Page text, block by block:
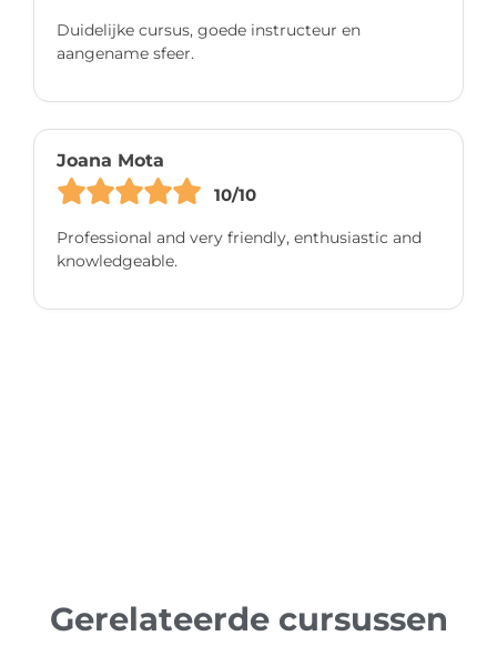
Duidelijke cursus, goede instructeur en
aangename sfeer.
Joana Mota
10/10
Professional and very friendly, enthusiastic and
knowledgeable.
Gerelateerde cursussen